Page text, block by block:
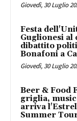
Giovedì, 30 Luglio
Festa
Guglionesi al
dibattito
Bonafoni a
Giovedì, 30 Luglio
Beer & Food
griglia,
arriva
Summer